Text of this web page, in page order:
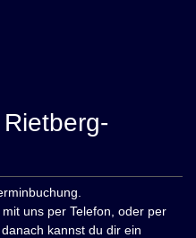
uns per Telefon, oder per
kannst du dir ein